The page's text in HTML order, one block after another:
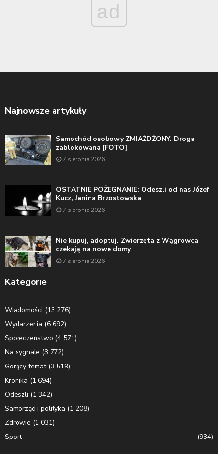
ad
Najnowsze artykuły
Samochód osobowy ZMIAŻDŻONY. Droga
zablokowana [FOTO]
7 sierpnia 2026
OSTATNIE POŻEGNANIE: Odeszli od nas Józef
Kucz, Janina Brzostowska
7 sierpnia 2026
Nie kupuj, adoptuj. Zwierzęta z Wągrowca
czekają na nowe domy
7 sierpnia 2026
Kategorie
Wiadomości (13 276)
Wydarzenia (6 692)
Społeczeństwo (4 571)
Na sygnale (3 772)
Gorący temat(3 519)
Kronika (1 694)
Odeszli (1 342)
Samorząd i polityka (1 208)
Zdrowie (1 031)
Sport
(934)